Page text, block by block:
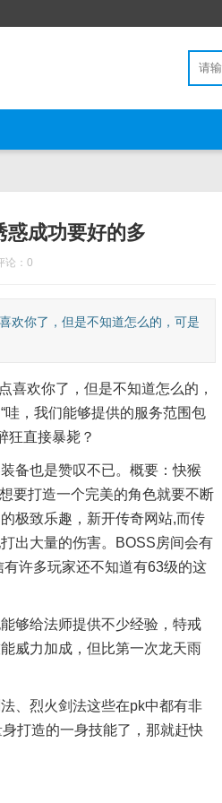
惑成功要好的多
论：0
你了，但是不知道怎么的，可是
欢你了，但是不知道怎么的，
，我们能够提供的服务范围包
狂直接暴毙？
备也是赞叹不已。概要：快猴
想要打造一个完美的角色就要不断
极致乐趣，新开传奇网站,而传
出大量的伤害。BOSS房间会有
许多玩家还不知道有63级的这
够给法师提供不少经验，特戒
威力加成，但比第一次龙天雨
、烈火剑法这些在pk中都有非
打造的一身技能了，那就赶快